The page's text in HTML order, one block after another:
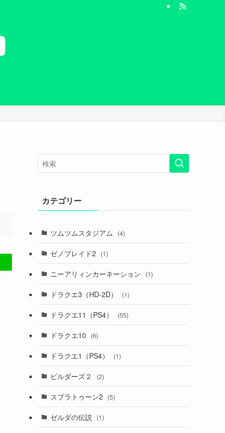
カテゴリー
ツムツムスタジアム (4)
ゼノブレイド2 (1)
ニーアリィンカーネーション (1)
ドラクエ3（HD-2D） (1)
ドラクエ11（PS4） (55)
ドラクエ10 (6)
ドラクエ1（PS4） (1)
ビルダーズ２ (2)
スプラトゥーン2 (5)
ゼルダの伝説 (1)